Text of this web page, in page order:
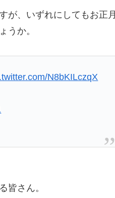
が、いずれにしてもお正月
うか。
N8bKILczqX
皆さん。